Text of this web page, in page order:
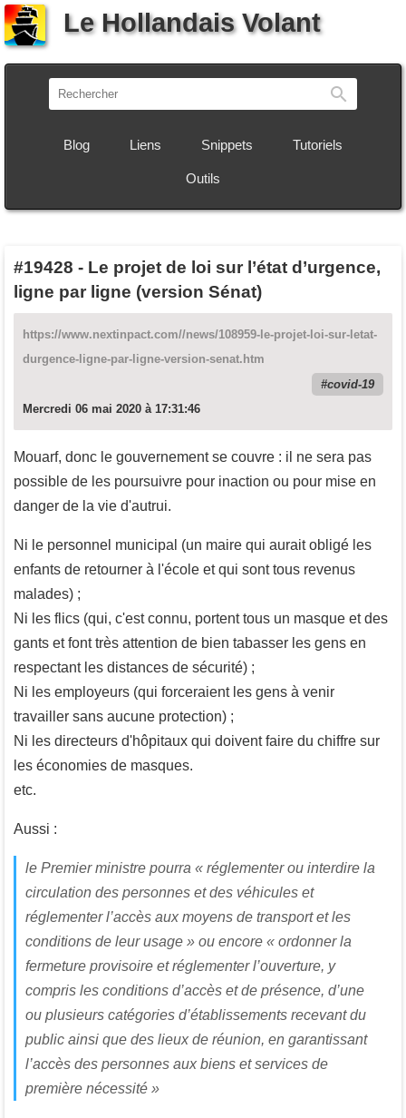
Le Hollandais Volant
Blog Liens Snippets Tutoriels
Outils
#19428 - Le projet de loi sur l’état d’urgence,
ligne par ligne (version Sénat)
https://www.nextinpact.com//news/108959-le-projet-loi-sur-letat-
durgence-ligne-par-ligne-version-senat.htm
covid-19
Mercredi 06 mai 2020 à 17:31:46
Mouarf, donc le gouvernement se couvre : il ne sera pas
possible de les poursuivre pour inaction ou pour mise en
danger de la vie d'autrui.
Ni le personnel municipal (un maire qui aurait obligé les
enfants de retourner à l'école et qui sont tous revenus
malades) ;
Ni les flics (qui, c'est connu, portent tous un masque et des
gants et font très attention de bien tabasser les gens en
respectant les distances de sécurité) ;
Ni les employeurs (qui forceraient les gens à venir
travailler sans aucune protection) ;
Ni les directeurs d'hôpitaux qui doivent faire du chiffre sur
les économies de masques.
etc.
Aussi :
le Premier ministre pourra « réglementer ou interdire la
circulation des personnes et des véhicules et
réglementer l’accès aux moyens de transport et les
conditions de leur usage » ou encore « ordonner la
fermeture provisoire et réglementer l’ouverture, y
compris les conditions d’accès et de présence, d’une
ou plusieurs catégories d’établissements recevant du
public ainsi que des lieux de réunion, en garantissant
l’accès des personnes aux biens et services de
première nécessité »